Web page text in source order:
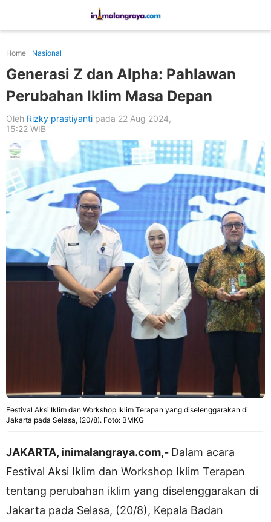
Home Nasional
Generasi Z dan Alpha: Pahlawan
Perubahan Iklim Masa Depan
Oleh Rizky prastiyanti pada 22 Aug 2024,
15:22 WIB
Festival Aksi Iklim dan Workshop Iklim Terapan yang diselenggarakan di
Jakarta pada Selasa, (20/8). Foto: BMKG
JAKARTA, inimalangraya.com,- Dalam acara
Festival Aksi Iklim dan Workshop Iklim Terapan
tentang perubahan iklim yang diselenggarakan di
Jakarta pada Selasa, (20/8), Kepala Badan